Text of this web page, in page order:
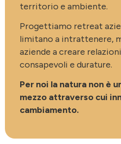
territorio e ambiente.
Progettiamo retreat
limitano a intrattenere,
aziende a creare
consapevoli e durature.
Per noi la natura non è
mezzo attraverso cui
cambiamento.